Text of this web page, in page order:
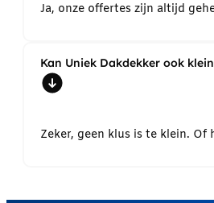
Ja, onze offertes zijn altijd
Kan Uniek Dakdekker ook
Zeker, geen klus is te klein.